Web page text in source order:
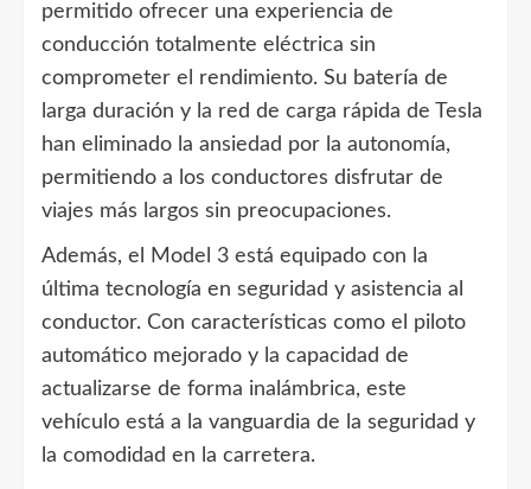
permitido ofrecer una experiencia de
conducción totalmente eléctrica sin
comprometer el rendimiento. Su batería de
larga duración y la red de carga rápida de Tesla
han eliminado la ansiedad por la autonomía,
permitiendo a los conductores disfrutar de
viajes más largos sin preocupaciones.
Además, el Model 3 está equipado con la
última tecnología en seguridad y asistencia al
conductor. Con características como el piloto
automático mejorado y la capacidad de
actualizarse de forma inalámbrica, este
vehículo está a la vanguardia de la seguridad y
la comodidad en la carretera.